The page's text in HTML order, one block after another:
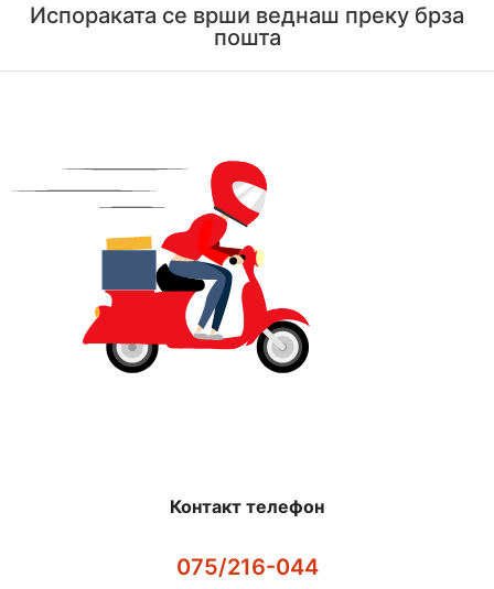
Испораката се врши веднаш преку брза
пошта
Контакт телефон
075/216-044